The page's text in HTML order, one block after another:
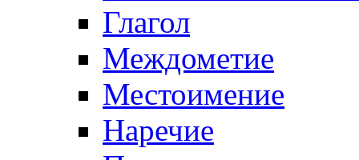
Глагол
Междометие
Местоимение
Наречие